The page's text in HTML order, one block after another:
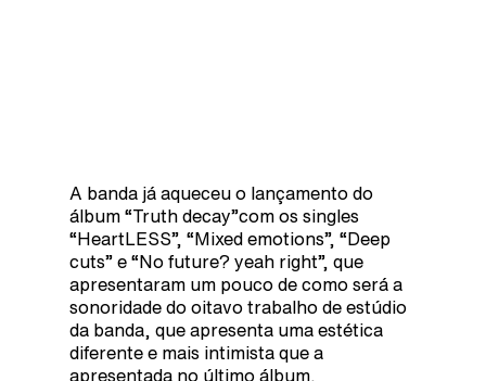
A banda já aqueceu o lançamento do
álbum “Truth decay”com os singles
“HeartLESS”, “Mixed emotions”, “Deep
cuts” e “No future? yeah right”, que
apresentaram um pouco de como será a
sonoridade do oitavo trabalho de estúdio
da banda, que apresenta uma estética
diferente e mais intimista que a
apresentada no último álbum.